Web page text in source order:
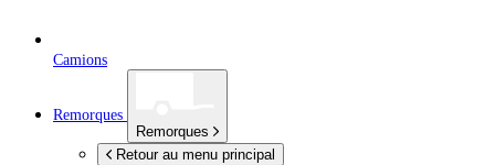
Camions
Remorques
Remorques
Retour au menu principal